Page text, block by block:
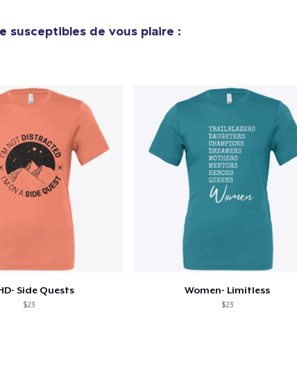
susceptibles de vous plaire :
Side Quests
$23
Women- Limitless
$23